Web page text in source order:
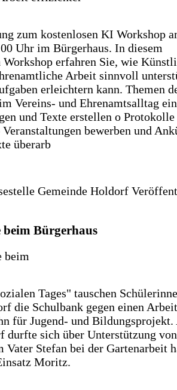
zum kostenlosen KI Workshop
Uhr im Bürgerhaus. In diesem
erfahren Sie, wie
Arbeit sinnvoll
erleichtern kann. Themen
Vereins- und Ehrenamtsalltag
und Texte erstellen o
bewerben und
überarb
Gemeinde Holdorf
beim Bürgerhaus
Tages" tauschen
die Schulbank gegen einen
für Jugend- und Bildungsprojekt.
durfte sich über Unterstützung
Vater Stefan bei der Gartenarbeit
Moritz.